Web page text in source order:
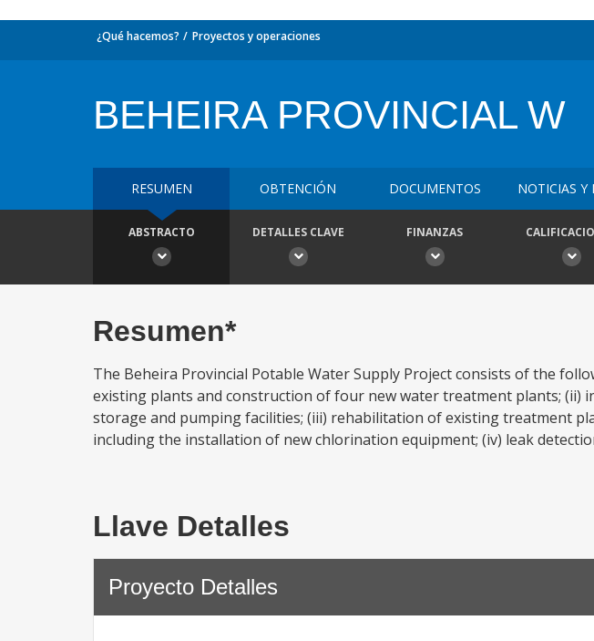
¿Qué hacemos? Proyectos y operaciones
BEHEIRA PROVINCIAL W
RESUMEN OBTENCIÓN DOCUMENTOS NOTICIAS Y
ABSTRACTO DETALLES CLAVE FINANZAS
Resumen*
The Beheira Provincial Potable Water Supply Project consists of the
existing plants and construction of four new water treatment plants; (ii)
storage and pumping facilities; (iii) rehabilitation of existing treatment
including the installation of new chlorination equipment; (iv) leak
Llave Detalles
Proyecto Detalles